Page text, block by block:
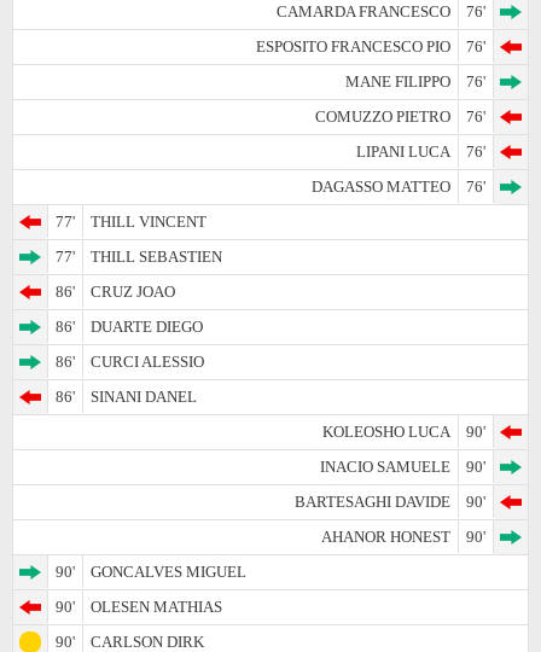
CAMARDA FRANCESCO
76'
ESPOSITO FRANCESCO PIO
76'
MANE FILIPPO
76'
COMUZZO PIETRO
76'
LIPANI LUCA
76'
DAGASSO MATTEO
76'
77'
THILL VINCENT
77'
THILL SEBASTIEN
86'
CRUZ JOAO
86'
DUARTE DIEGO
86'
CURCI ALESSIO
86'
SINANI DANEL
KOLEOSHO LUCA
90'
INACIO SAMUELE
90'
BARTESAGHI DAVIDE
90'
AHANOR HONEST
90'
90'
GONCALVES MIGUEL
90'
OLESEN MATHIAS
90'
CARLSON DIRK